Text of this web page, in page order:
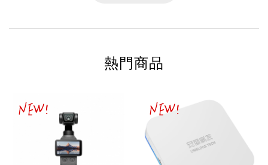
熱門商品